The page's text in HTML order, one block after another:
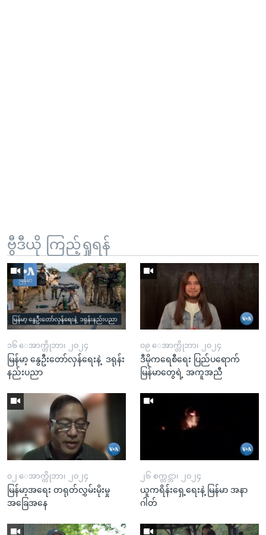
ဗွီဒီယို ကြည့်ရှုရန်
၁၆ ေအာက္တိုဘာ၊ ၂၀၂၄
မြန်မာ့ နွေဦးတော်လှန်ရေးနဲ့ ဒရုန်း
နည်းပညာ
၀၉ ေအာက္တိုဘာ၊ ၂၀၂၄
ဒီမိုကရေစီရေး ပြည်ပရောက်
မြန်မာတွေရဲ့ အကူအညီ
၀၂ ေအာက္တိုဘာ၊ ၂၀၂၄
မြန်မာ့အရေး တရုတ်လွှမ်းမိုးမှု
အခြေအနေ
၂၆ စက္တင္ဘာ၊ ၂၀၂၄
ယူကရိန်းရှေ့ရေးနဲ့ မြန်မာ အနာ
ဂါတ်